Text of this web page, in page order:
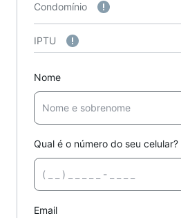
Condomínio
IPTU
Nome
Qual é o número do seu celular?
Email